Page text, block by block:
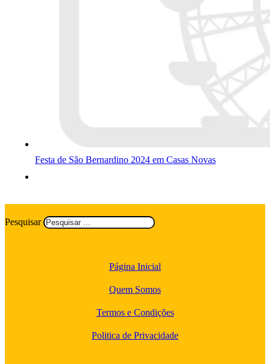
Festa de São Bernardino 2024 em Casas Novas
Pesquisar
Página Inicial
Quem Somos
Termos e Condições
Politica de Privacidade